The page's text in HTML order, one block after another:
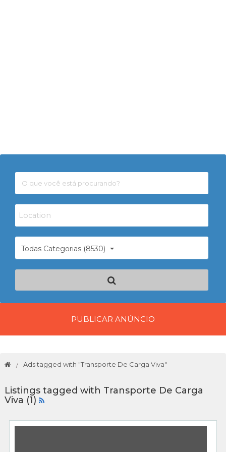
Todas Categorias (8530)
PUBLICAR ANÚNCIO
Ads tagged with "Transporte De Carga Viva"
Listings tagged with Transporte De Carga
Viva (1)